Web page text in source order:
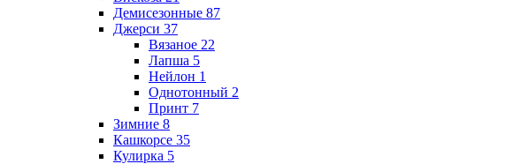
Демисезонные 87
Джерси 37
Вязаное 22
Лапша 5
Нейлон 1
Однотонный 2
Принт 7
Зимние 8
Кашкорсе 35
Кулирка 5